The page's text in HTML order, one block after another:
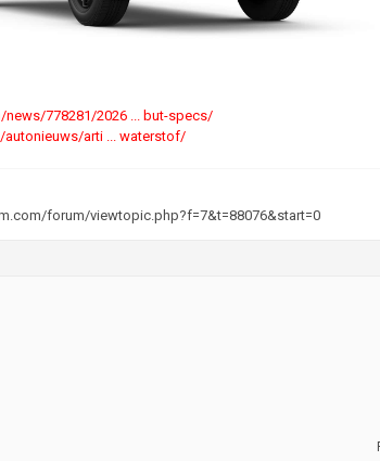
778281/2026 ... but-specs/
arti ... waterstof/
forum/viewtopic.php?f=7&t=88076&start=0